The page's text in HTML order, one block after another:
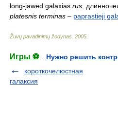
long-jawed galaxias rus.
platesnis terminas – paprastieji
Žuvų pavadinimų žodynas 2005
Игры ⚽
Нужно решить
короткочелюстная
галаксия